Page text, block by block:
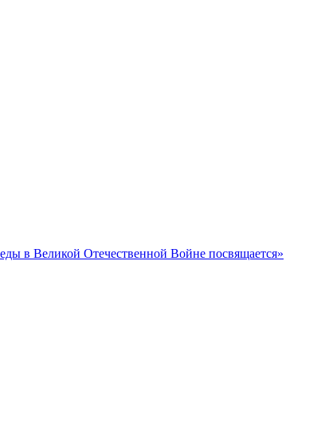
в Великой Отечественной Войне посвящается»